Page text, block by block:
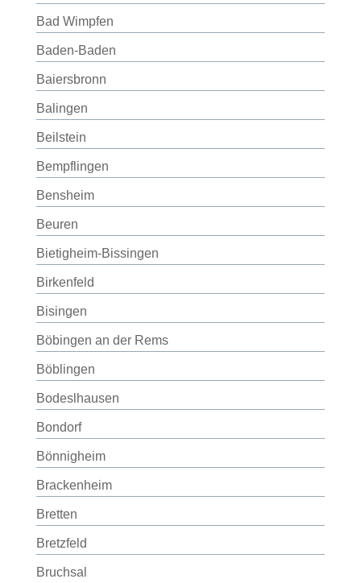
Bad Wimpfen
Baden-Baden
Baiersbronn
Balingen
Beilstein
Bempflingen
Bensheim
Beuren
Bietigheim-Bissingen
Birkenfeld
Bisingen
Böbingen an der Rems
Böblingen
Bodeslhausen
Bondorf
Bönnigheim
Brackenheim
Bretten
Bretzfeld
Bruchsal